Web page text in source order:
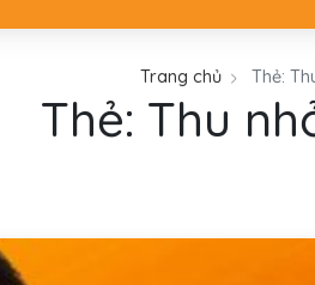
Trang chủ Thẻ:
Thẻ: Thu